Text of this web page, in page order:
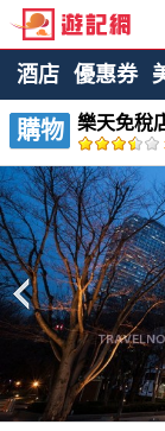
酒店 優惠券
購物 樂天免稅